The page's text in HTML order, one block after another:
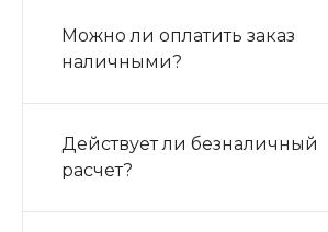
Можно ли оплатить заказ
наличными?
Действует ли безналичный
расчет?